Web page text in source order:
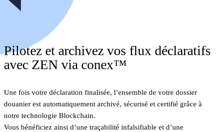
Pilotez et archivez vos flux déclaratifs
avec ZEN via conex™
Une fois votre déclaration finalisée, l’ensemble de votre dossier
douanier est automatiquement archivé, sécurisé et certifié grâce à
notre technologie Blockchain.
Vous bénéficiez ainsi d’une traçabilité infalsifiable et d’une